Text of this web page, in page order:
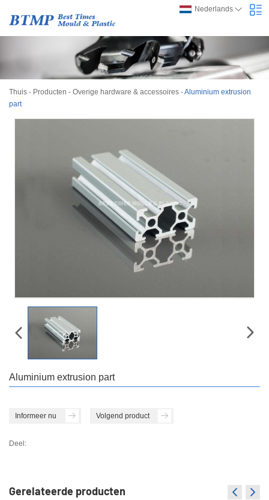
Nederlands
Thuis - Producten - Overige hardware & accessoires -Aluminium extrusion
part
Aluminium extrusion part
Informeer nu Volgend product
Deel:
Gerelateerde producten